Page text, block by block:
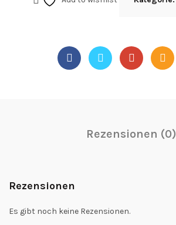
Rezensionen (0)
Rezensionen
Es gibt noch keine Rezensionen.